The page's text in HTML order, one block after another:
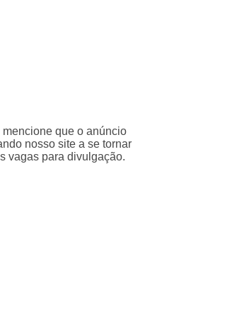
que o anúncio
nosso site a se tornar
vagas para divulgação.